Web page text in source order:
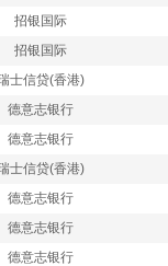
招银国际
招银国际
士信贷(香港)
德意志银行
德意志银行
士信贷(香港)
德意志银行
德意志银行
德意志银行